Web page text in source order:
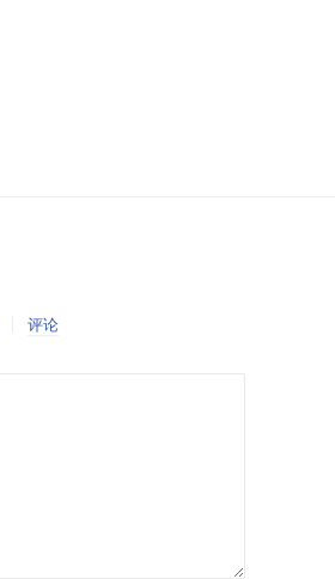
评论